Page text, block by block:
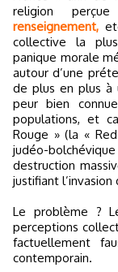
religion
renseignement,
collective la
panique morale
autour d’une
de plus en plus à
peur bien
populations, et
Rouge » (la «
judéo-
destruction
justifiant l’invasion
Le problème ?
perceptions
factuellement
contemporain.